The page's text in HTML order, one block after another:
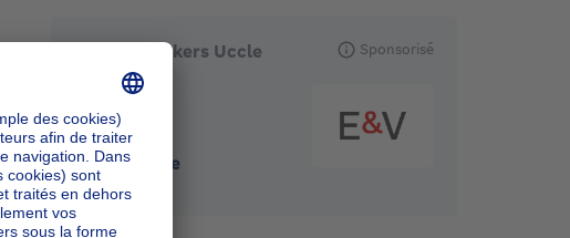
Engel & Völkers Uccle
(vente)
1180- Uccle
Sponsorisé